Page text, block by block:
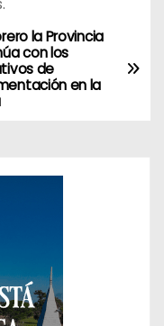
la Provincia
con los
de
en la